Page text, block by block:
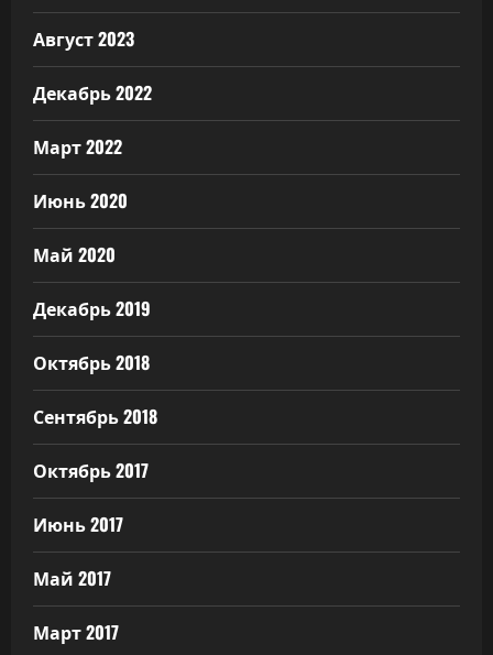
Август 2023
Декабрь 2022
Март 2022
Июнь 2020
Май 2020
Декабрь 2019
Октябрь 2018
Сентябрь 2018
Октябрь 2017
Июнь 2017
Май 2017
Март 2017